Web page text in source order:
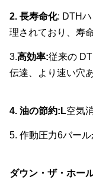
2. 長寿命化: DTH
理されており、寿
3.高効率:従来の
伝達、より速い穴
4. 油の節約: L空気
5. 作動圧力6バー
ダウン・ザ・ホー